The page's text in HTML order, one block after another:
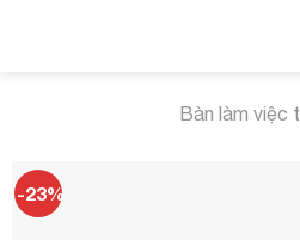
Bàn làm việc
-23%